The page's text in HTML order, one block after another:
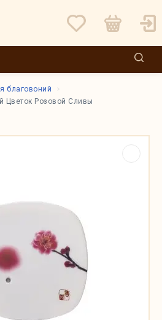
благовоний
Цветок Розовой Сливы